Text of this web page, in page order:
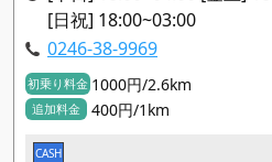
[日祝] 18:00~03:00
0246-38-9969
初乗り料金 1000円/2.6km
追加料金 400円/1km
CASH